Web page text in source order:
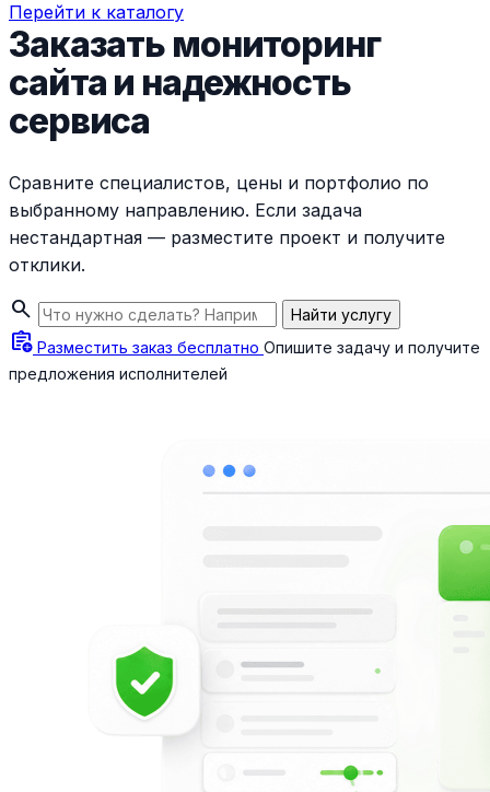
Перейти к каталогу
Заказать мониторинг
сайта и надежность
сервиса
Сравните специалистов, цены и портфолио по
выбранному направлению. Если задача
нестандартная — разместите проект и получите
отклики.
search Найти услугу
assignment_add Разместить заказ бесплатно Опишите задачу и получите
предложения исполнителей